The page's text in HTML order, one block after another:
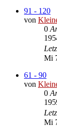
91 - 120
von
0
Mi
61 - 90
von
0
Mi